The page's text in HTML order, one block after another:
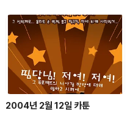
2004년 2월 12일 카툰